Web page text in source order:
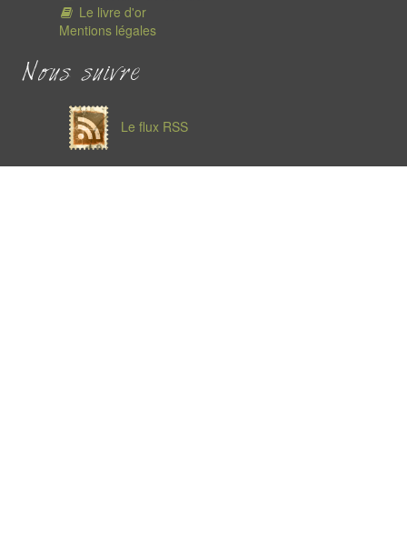
Le livre d'or
Mentions légales
Nous suivre
Le flux RSS